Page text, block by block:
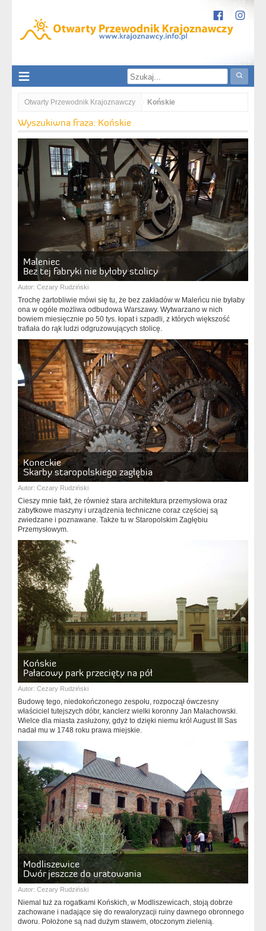
Otwarty Przewodnik Krajoznawczy Końskie
Wyszukiwna fraza: Końskie
Maleniec
Bez tej fabryki nie byłoby stolicy
Autor: Cezary Rudziński
Trochę żartobliwie mówi się tu, że bez zakładów w Maleńcu nie byłaby
ona w ogóle możliwa odbudowa Warszawy. Wytwarzano w nich
bowiem miesięcznie po 50 tys. łopat i szpadli, z których większość
trafiała do rąk ludzi odgruzowujących stolicę.
Koneckie
Skarby staropolskiego zagłębia
Autor: Cezary Rudziński
Cieszy mnie fakt, że również stara architektura przemysłowa oraz
zabytkowe maszyny i urządzenia techniczne coraz częściej są
zwiedzane i poznawane. Także tu w Staropolskim Zagłębiu
Przemysłowym.
Końskie
Pałacowy park przecięty na pół
Autor: Cezary Rudziński
Budowę tego, niedokończonego zespołu, rozpoczął ówczesny
właściciel tutejszych dóbr, kanclerz wielki koronny Jan Małachowski.
Wielce dla miasta zasłużony, gdyż to dzięki niemu król August III Sas
nadał mu w 1748 roku prawa miejskie.
Modliszewice
Dwór jeszcze do uratowania
Autor: Cezary Rudziński
Niemal tuż za rogatkami Końskich, w Modliszewicach, stoją dobrze
zachowane i nadające się do rewaloryzacji ruiny dawnego obronnego
dworu. Położone są nad dużym stawem, otoczonym zielenią.